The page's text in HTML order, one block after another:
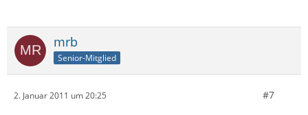
mrb
Senior-Mitglied
2. Januar 2011 um 20:25 #7